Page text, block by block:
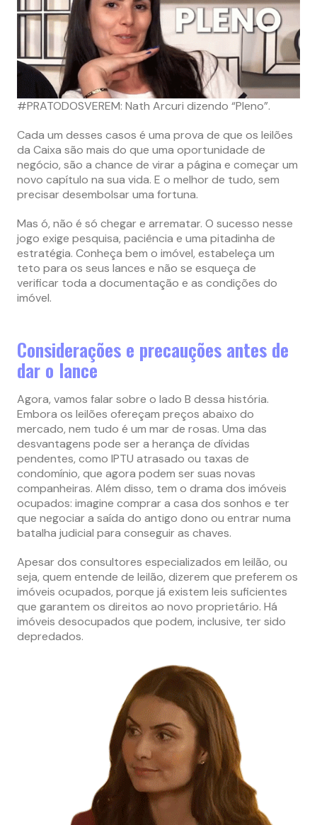
#PRATODOSVEREM: Nath Arcuri dizendo “Pleno”.
Cada um desses casos é uma prova de que os leilões
da Caixa são mais do que uma oportunidade de
negócio, são a chance de virar a página e começar um
novo capítulo na sua vida. E o melhor de tudo, sem
precisar desembolsar uma fortuna.
Mas ó, não é só chegar e arrematar. O sucesso nesse
jogo exige pesquisa, paciência e uma pitadinha de
estratégia. Conheça bem o imóvel, estabeleça um
teto para os seus lances e não se esqueça de
verificar toda a documentação e as condições do
imóvel​.
Considerações e precauções antes de
dar o lance
Agora, vamos falar sobre o lado B dessa história.
Embora os leilões ofereçam preços abaixo do
mercado, nem tudo é um mar de rosas. Uma das
desvantagens pode ser a herança de dívidas
pendentes, como IPTU atrasado ou taxas de
condomínio, que agora podem ser suas novas
companheiras​​. Além disso, tem o drama dos imóveis
ocupados: imagine comprar a casa dos sonhos e ter
que negociar a saída do antigo dono ou entrar numa
batalha judicial para conseguir as chaves.
Apesar dos consultores especializados em leilão, ou
seja, quem entende de leilão, dizerem que preferem os
imóveis ocupados, porque já existem leis suficientes
que garantem os direitos ao novo proprietário. Há
imóveis desocupados que podem, inclusive, ter sido
depredados.